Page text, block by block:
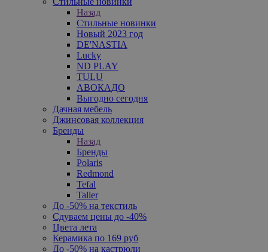
Назад
Стильные новинки
Новый 2023 год
DE'NASTIA
Lucky
ND PLAY
TULU
АВОКАДО
Выгодно сегодня
Дачная мебель
Джинсовая коллекция
Бренды
Назад
Бренды
Polaris
Redmond
Tefal
Taller
До -50% на текстиль
Сдуваем цены до -40%
Цвета лета
Керамика по 169 руб
До -50% на кастрюли